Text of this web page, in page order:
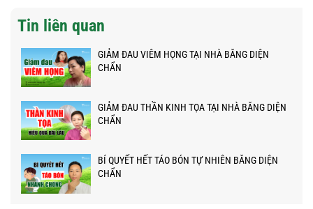
Tin liên quan
GIẢM ĐAU VIÊM HỌNG TẠI NHÀ BẰNG DIỆN
CHẨN
GIẢM ĐAU THẦN KINH TỌA TẠI NHÀ BẰNG DIỆN
CHẨN
BÍ QUYẾT HẾT TÁO BÓN TỰ NHIÊN BẰNG DIỆN
CHẨN